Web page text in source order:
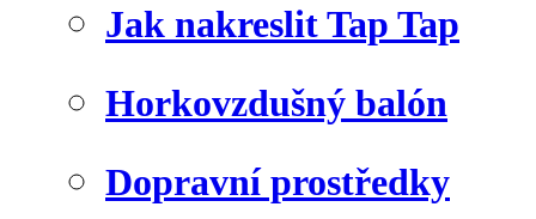
Jak nakreslit Tap Tap
Horkovzdušný balón
Dopravní prostředky